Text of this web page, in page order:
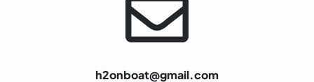
h2onboat@gmail.com